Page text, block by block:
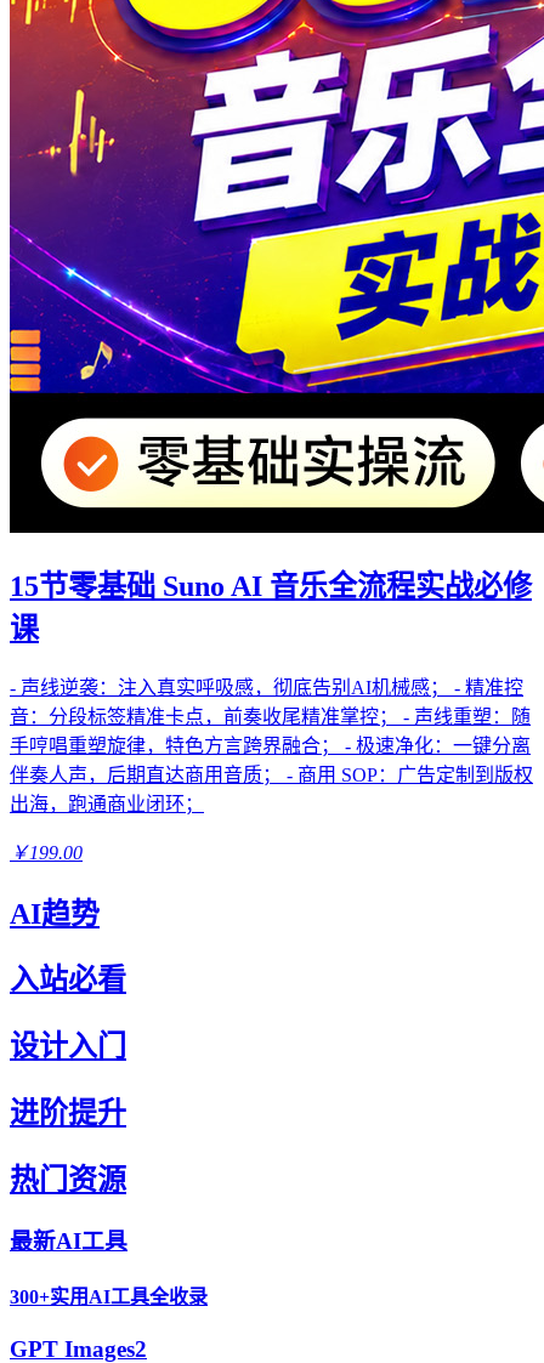
15节零基础 Suno AI 音乐全流程实战必修
课
- 声线逆袭：注入真实呼吸感，彻底告别AI机械感； - 精准控
音：分段标签精准卡点，前奏收尾精准掌控； - 声线重塑：随
手哼唱重塑旋律，特色方言跨界融合； - 极速净化：一键分离
伴奏人声，后期直达商用音质； - 商用 SOP：广告定制到版权
出海，跑通商业闭环；
￥199.00
AI趋势
入站必看
设计入门
进阶提升
热门资源
最新AI工具
300+实用AI工具全收录
GPT Images2